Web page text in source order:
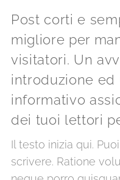
Post corti e
migliore per
visitatori. Un
introduzione ed
informativo
dei tuoi lettori
Il testo inizia qui.
scrivere. Ratione